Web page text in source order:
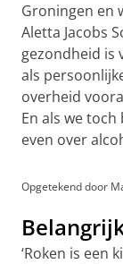
Groningen en
Aletta Jacobs
gezondheid is
als
overheid
En als we
even over
Opgetekend door
‘Roken is een